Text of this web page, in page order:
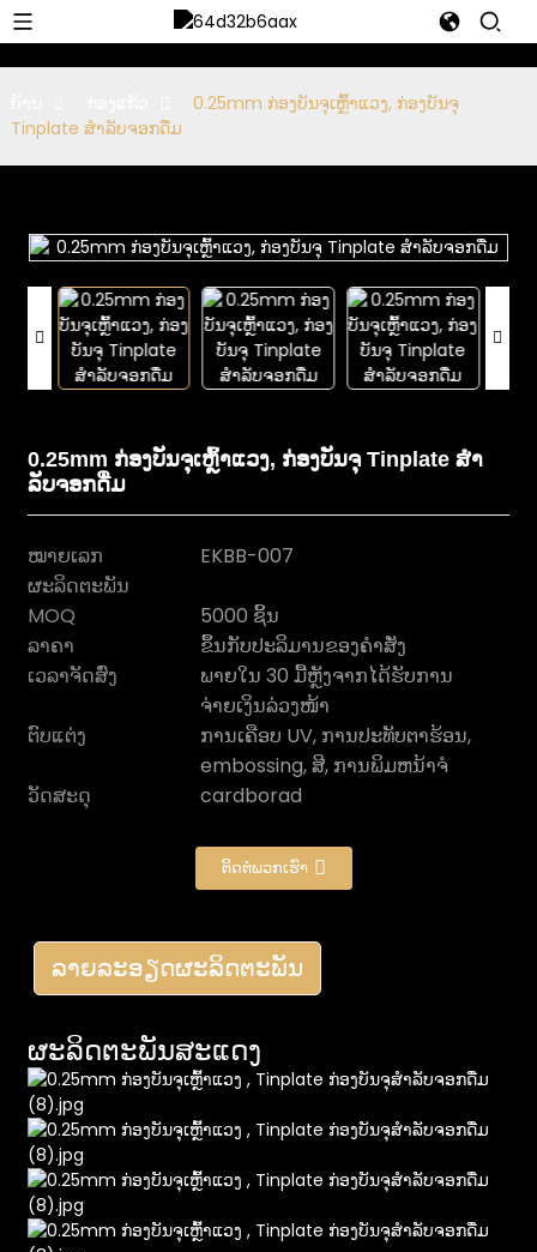
0.25mm ກ່ອງບັນຈຸເຫຼົ້າແວງ, ກ່ອງບັນຈຸ
Tinplate ສໍາລັບຈອກດື່ມ
0.25mm ກ່ອງບັນຈຸເຫຼົ້າແວງ, ກ່ອງບັນຈຸ Tinplate ສໍາ
ລັບຈອກດື່ມ
ໝາຍເລກ
ຜະລິດຕະພັນ
EKBB-007
MOQ
5000 ຊິ້ນ
ລາຄາ
ຂຶ້ນກັບປະລິມານຂອງຄໍາສັ່ງ
ເວລາຈັດສົ່ງ
ພາຍໃນ 30 ມື້ຫຼັງຈາກໄດ້ຮັບການ
ຈ່າຍເງິນລ່ວງໜ້າ
ຕົບແຕ່ງ
ການເຄືອບ UV, ການປະທັບຕາຮ້ອນ,
embossing, ສີ, ການພິມຫນ້າຈໍ
ວັດສະດຸ
cardborad
ຕິດ​ຕໍ່​ພວກ​ເຮົາ
ລາຍ​ລະ​ອຽດ​ຜະ​ລິດ​ຕະ​ພັນ​
ຜະລິດຕະພັນສະແດງ